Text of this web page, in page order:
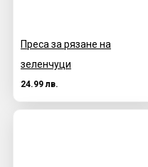
Преса за рязане на
зеленчуци
24.99 лв.